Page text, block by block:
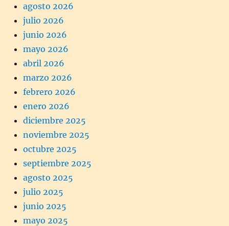
agosto 2026
julio 2026
junio 2026
mayo 2026
abril 2026
marzo 2026
febrero 2026
enero 2026
diciembre 2025
noviembre 2025
octubre 2025
septiembre 2025
agosto 2025
julio 2025
junio 2025
mayo 2025